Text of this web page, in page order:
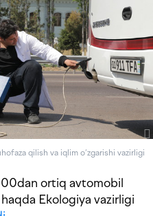
qilish va iqlim o‘zgarishi vazirligi
ortiq avtomobil
Ekologiya vazirligi